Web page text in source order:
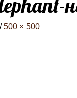
/ 500 × 500